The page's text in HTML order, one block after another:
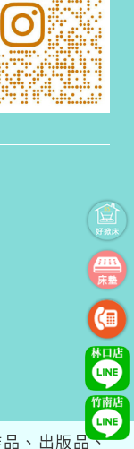
、出版品、